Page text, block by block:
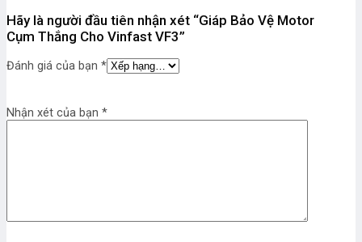
Hãy là người đầu tiên nhận xét “Giáp Bảo Vệ Motor
Cụm Thắng Cho Vinfast VF3”
Đánh giá của bạn *
Nhận xét của bạn *